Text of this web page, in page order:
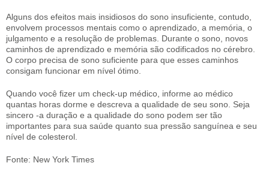
Alguns dos efeitos mais insidiosos do sono insuficiente, contudo,
envolvem processos mentais como o aprendizado, a memória, o
julgamento e a resolução de problemas. Durante o sono, novos
caminhos de aprendizado e memória são codificados no cérebro.
O corpo precisa de sono suficiente para que esses caminhos
consigam funcionar em nível ótimo.
Quando você fizer um check-up médico, informe ao médico
quantas horas dorme e descreva a qualidade de seu sono. Seja
sincero -a duração e a qualidade do sono podem ser tão
importantes para sua saúde quanto sua pressão sanguínea e seu
nível de colesterol.
Fonte: New York Times